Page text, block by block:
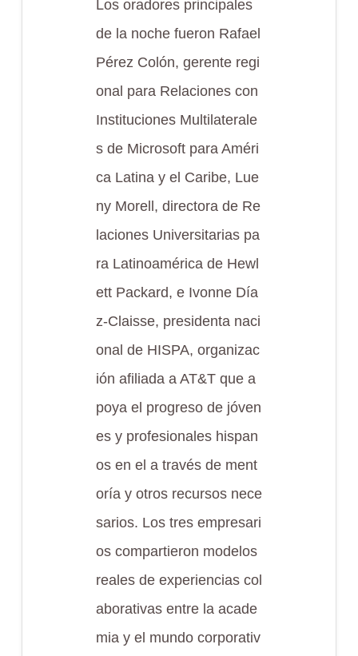
Los oradores principales
de la noche fueron Rafael
Pérez Colón, gerente regi
onal para Relaciones con
Instituciones Multilaterale
s de Microsoft para Améri
ca Latina y el Caribe, Lue
ny Morell, directora de Re
laciones Universitarias pa
ra Latinoamérica de Hewl
ett Packard, e Ivonne Día
z-Claisse, presidenta naci
onal de HISPA, organizac
ión afiliada a AT&T que a
poya el progreso de jóven
es y profesionales hispan
os en el a través de ment
oría y otros recursos nece
sarios. Los tres empresari
os compartieron modelos
reales de experiencias col
aborativas entre la acade
mia y el mundo corporativ